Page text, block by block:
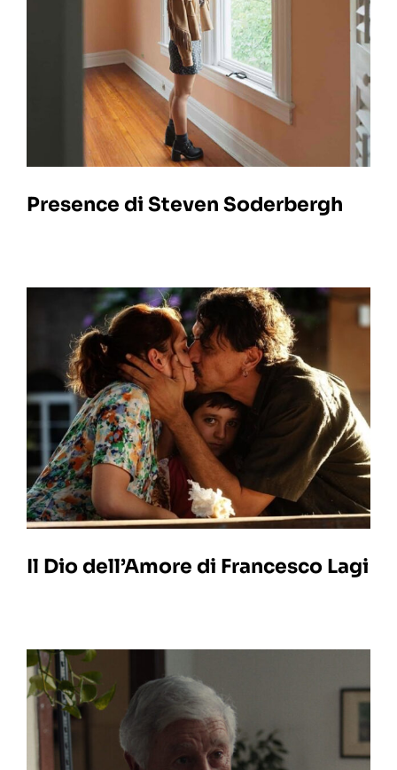
Presence di Steven Soderbergh
Il Dio dell’Amore di Francesco Lagi